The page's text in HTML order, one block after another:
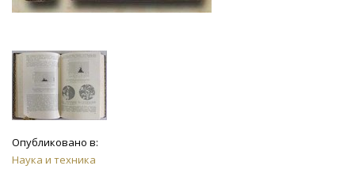
Опубликовано в:
Наука и техника